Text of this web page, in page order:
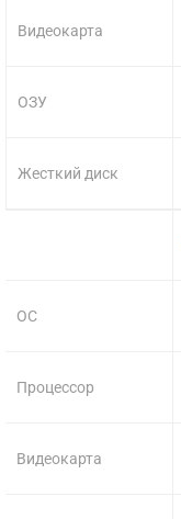
Видеокарта
ОЗУ
Жесткий диск
ОС
Процессор
Видеокарта